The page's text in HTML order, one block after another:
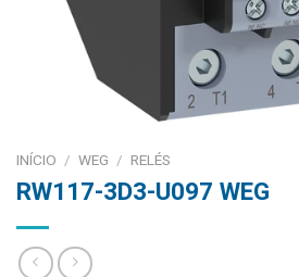
INÍCIO / WEG / RELÉS
RW117-3D3-U097 WEG